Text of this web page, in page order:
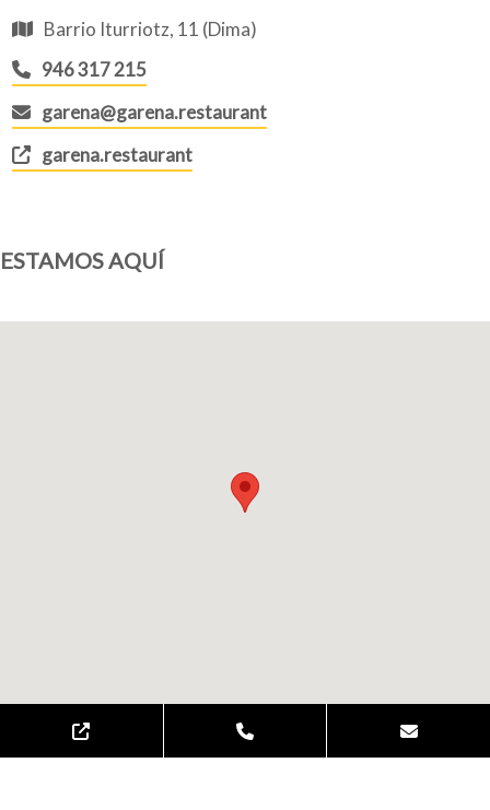
Barrio Iturriotz, 11 (Dima)
946 317 215
garena@garena.restaurant
garena.restaurant
ESTAMOS AQUÍ